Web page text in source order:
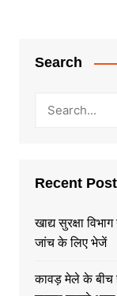
Search
Recent
खाद्य सुरक्षा
जांच के लिए भेजें
कावड़ मेले के बीच